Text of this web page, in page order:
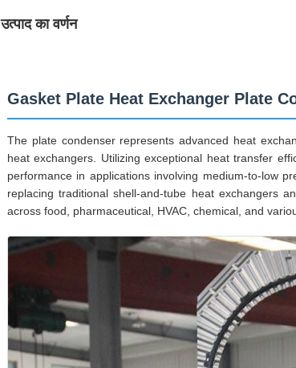
उत्पाद का वर्णन
Gasket Plate Heat Exchanger Plate
The plate condenser represents advanced heat
heat exchangers. Utilizing exceptional heat transfer
performance in applications involving medium-to-low
replacing traditional shell-and-tube heat exchangers
across food, pharmaceutical, HVAC, chemical, and